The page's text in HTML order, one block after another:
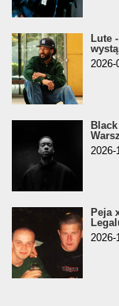
Lute
2026-
2026-
Peja
2026-